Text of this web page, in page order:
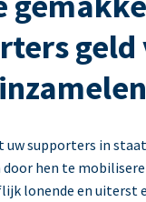
geld
inzamelen
supporters in
hen te
lonende en uiterst